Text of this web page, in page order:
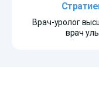
Врач-уролог
врач